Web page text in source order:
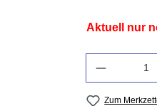
Aktuell nur
Zum